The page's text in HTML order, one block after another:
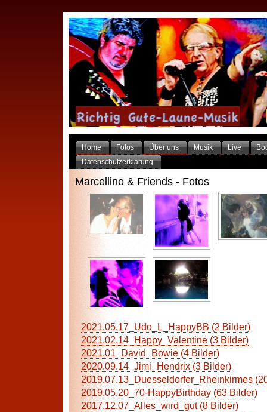
Home Fotos Über uns Musik Live
Datenschutzerklärung
Marcellino & Friends - Fotos
2021.05.17_Udo_L_HappyBB (2 Bilder)
2021.02.14_Happy_Valentine (3 Bilder)
2021.01_David_Bowie (4 Bilder)
2020.09.14_Jimi_Hendrix (3 Bilder)
2019.07.13_Duesseldorfer_Rheinkirmes
2019.05.20_70-HappyBirthday (63 Bilder)
2017.12.07_Alles_wird_gut (8 Bilder)